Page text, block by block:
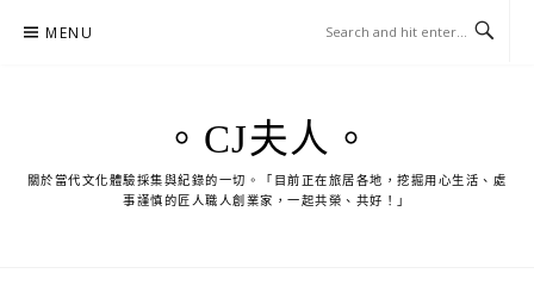
MENU
。CJ夫人。
關於當代文化體驗採集與紀錄的一切。「目前正在旅居各地，挖掘用心生活、處
事謹慎的匠人職人創業家，一起共榮、共好！」